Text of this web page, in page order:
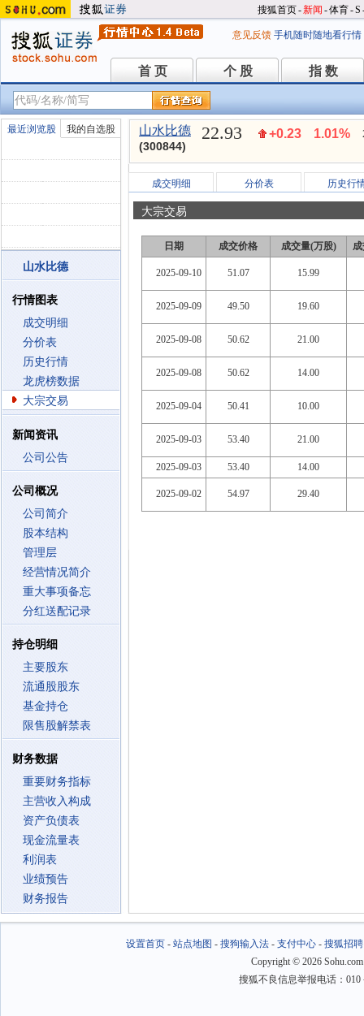
搜狐首页-新闻 -体育-S
意见反馈 手机随时随地看行情
首 页
首 页 个 股
个 股 指 数
指 数
最近浏览股 我的自选股
山水比德
行情图表
成交明细
分价表
历史行情
龙虎榜数据
大宗交易
新闻资讯
公司公告
公司概况
公司简介
股本结构
管理层
经营情况简介
重大事项备忘
分红送配记录
持仓明细
主要股东
流通股股东
基金持仓
限售股解禁表
财务数据
重要财务指标
主营收入构成
资产负债表
现金流量表
利润表
业绩预告
财务报告
山水比德
(300844)
22.93 +0.23 1.01%
成交明细 分价表 历史行
大宗交易
日期 成交价格 成交量(万股)
2025-09-10 51.07 15.99
2025-09-09 49.50 19.60
2025-09-08 50.62 21.00
2025-09-08 50.62 14.00
2025-09-04 50.41 10.00
2025-09-03 53.40 21.00
2025-09-03 53.40 14.00
2025-09-02 54.97 29.40
设置首页- 站点地图 - 搜狗输入法- 支付中心- 搜狐招聘
Copyright © 2026
搜狐不良信息举报电话：010